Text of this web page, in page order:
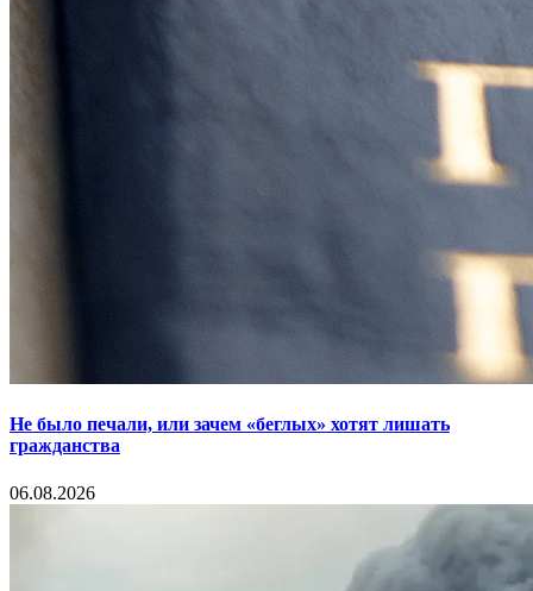
Не было печали, или зачем «беглых» хотят лишать
гражданства
06.08.2026